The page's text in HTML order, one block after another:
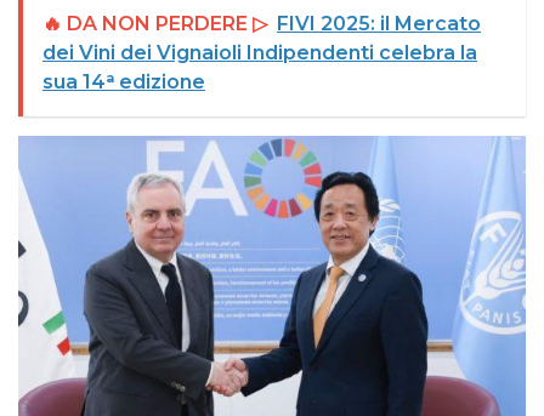
🔥 DA NON PERDERE ▷ FIVI 2025: il Mercato
dei Vini dei Vignaioli Indipendenti celebra la
sua 14ᵃ edizione